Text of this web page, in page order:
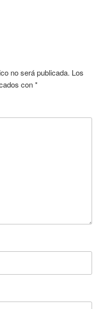
no será publicada. Los
con*